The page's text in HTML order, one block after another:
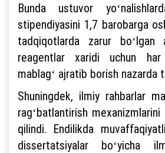
Bunda ustuvor
stipendiyasini 1,7 barobarga
tadqiqotlarda zarur boʻlgan
reagentlar xaridi uchun
mablagʻ ajratib borish nazarda
Shuningdek, ilmiy rahbarlar
ragʻbatlantirish
qilindi. Endilikda
dissertatsiyalar boʻyicha